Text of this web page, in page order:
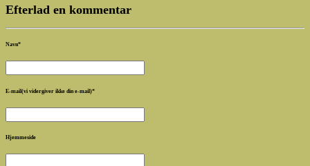
Efterlad en kommentar
Navn*
E-mail(vi vidergiver ikke din e-mail)*
Hjemmeside